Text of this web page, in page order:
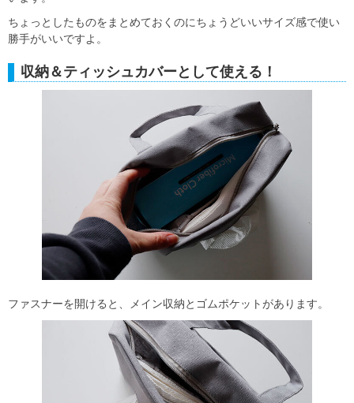
ちょっとしたものをまとめておくのにちょうどいいサイズ感で使い
勝手がいいですよ。
収納＆ティッシュカバーとして使える！
ファスナーを開けると、メイン収納とゴムポケットがあります。